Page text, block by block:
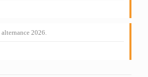
alternance 2026.